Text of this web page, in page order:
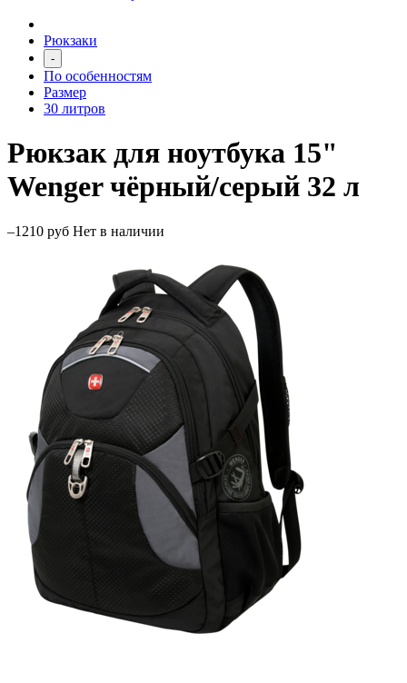
Рюкзаки
-
По особенностям
Размер
30 литров
Рюкзак для ноутбука 15"
Wenger чёрный/серый 32 л
–1210 руб Нет в наличии